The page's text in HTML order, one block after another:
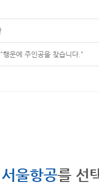
운에 주인공을 찾습니다."
울항공를 선